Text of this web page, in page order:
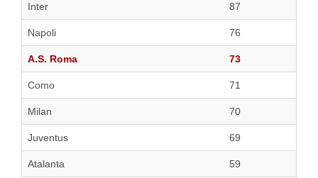
Inter
87
Napoli 76
A.S. Roma 73
Como 71
Milan 70
Juventus 69
Atalanta 59